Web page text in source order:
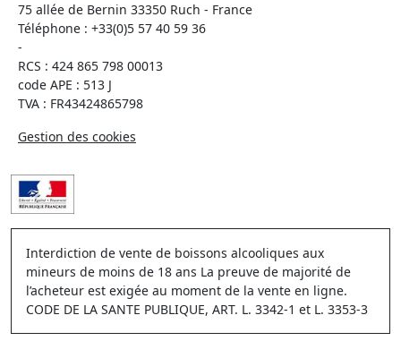
75 allée de Bernin 33350 Ruch - France
Téléphone : +33(0)5 57 40 59 36
-
RCS : 424 865 798 00013
code APE : 513 J
TVA : FR43424865798
Gestion des cookies
Interdiction de vente de boissons alcooliques aux
mineurs de moins de 18 ans La preuve de majorité de
l’acheteur est exigée au moment de la vente en ligne.
CODE DE LA SANTE PUBLIQUE, ART. L. 3342-1 et L. 3353-3